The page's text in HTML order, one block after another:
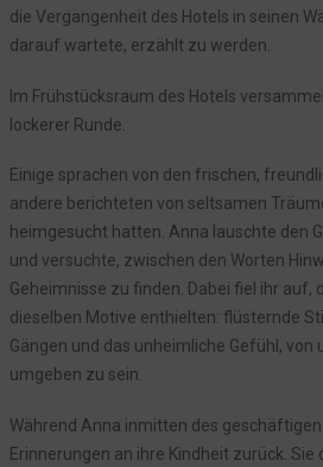
die Vergangenheit des Hotels in seinen
darauf wartete, erzählt zu werden.
Im Frühstücksraum des Hotels
lockerer Runde.
Einige sprachen von den frischen,
andere berichteten von seltsamen
heimgesucht hatten. Anna lauschte den
und versuchte, zwischen den Worten
Geheimnisse zu finden. Dabei fiel ihr auf,
dieselben Motive enthielten: flüsternde
Gängen und das unheimliche Gefühl, von
umgeben zu sein.
Während Anna inmitten des
Erinnerungen an ihre Kindheit zurück. Sie